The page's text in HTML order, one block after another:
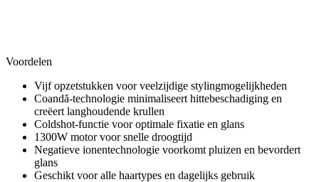
Voordelen
Vijf opzetstukken voor veelzijdige stylingmogelijkheden
Coandă-technologie minimaliseert hittebeschadiging en
creëert langhoudende krullen
Coldshot-functie voor optimale fixatie en glans
1300W motor voor snelle droogtijd
Negatieve ionentechnologie voorkomt pluizen en bevordert
glans
Geschikt voor alle haartypes en dagelijks gebruik